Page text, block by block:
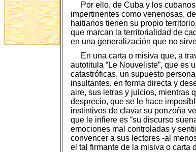
Por ello, de Cuba y los
impertinentes como venenosas,
haitianos tienen su propio
que marcan la territorialidad de
en una generalización que no
En una carta o misiva que, a
autotitula “Le Nouveliste”, que es
catastróficas, un supuesto
insultantes, en forma directa y
aire, sus letras y juicios, mientras
desprecio, que se le hace
instintivos de clavar su ponzoña
que le infiere es “su discurso
emociones mal controladas y
convencer a sus lectores -al
el tal firmante de la misiva o carta